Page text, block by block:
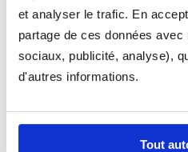
et analyser le trafic. En
partage de ces données
sociaux, publicité, analyse),
d'autres informations.
Tout